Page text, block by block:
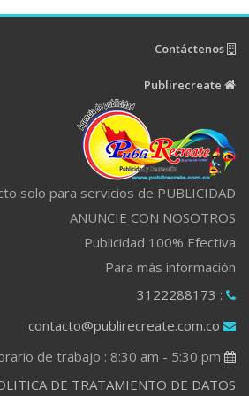
solo para servicios de PUBLICIDAD
ANUNCIE CON NOSOTROS
Publicidad 100% Efectiva
Para más información
: 3122288173
contacto@publirecreate.com.co
DE TRATAMIENTO DE DATOS